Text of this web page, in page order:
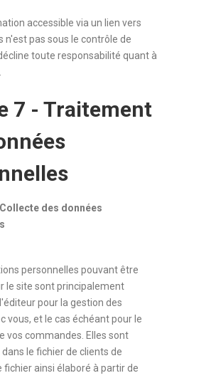
accessible via un lien vers
n'est pas sous le contrôle de
toute responsabilité quant à
7 - Traitement
des données
personnelles pouvant être
le site sont principalement
pour la gestion des
vous, et le cas échéant pour le
vos commandes. Elles sont
le fichier de clients de
fichier ainsi élaboré à partir de